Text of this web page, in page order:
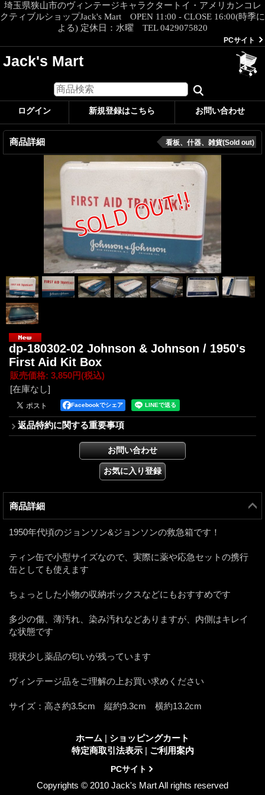
埼玉県狭山市のヴィンテージキャラクタートイ・アメリカンコレ
クティブルショップJack's Mart OPEN 11:00 - CLOSE 16:00(時季に
よる) 定休日：水曜 TEL 0429075820
PCサイト
Jack's Mart
ログイン 新規登録はこちら お問い合わせ
商品詳細 看板、什器、雑貨(Sold out)
dp-180302-02 Johnson & Johnson / 1950's
First Aid Kit Box
販売価格: 3,850円(税込)
[在庫なし]
Facebookでシェア
返品特約に関する重要事項
商品詳細
1950年代頃のジョンソン&ジョンソンの救急箱です！
ティン缶で小型サイズなので、実際に薬や応急セットの携行
缶としても使えます
ちょっとした小物の収納ボックスなどにもおすすめです
多少の傷、薄汚れ、染み汚れなどありますが、内側はキレイ
な状態です
現状少し薬品の匂いが残っています
ヴィンテージ品をご理解の上お買い求めください
サイズ：高さ約3.5cm 縦約9.3cm 横約13.2cm
ホーム | ショッピングカート
特定商取引法表示 | ご利用案内
PCサイト
Copyrights © 2010 Jack's Mart All rights reserved